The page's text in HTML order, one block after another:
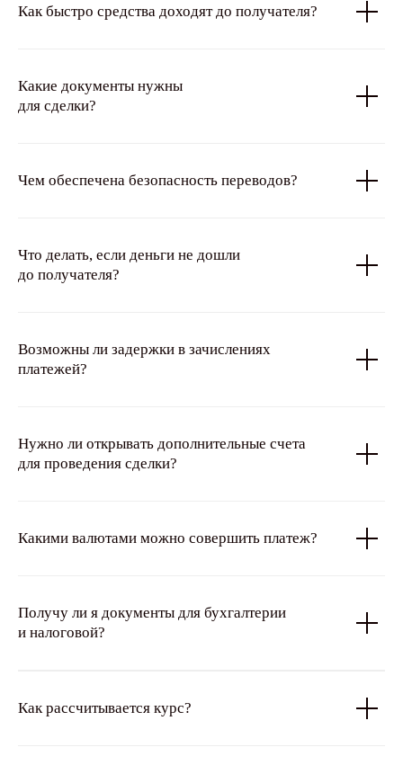
Как быстро средства доходят до получателя?
Какие документы нужны
для сделки?
Чем обеспечена безопасность переводов?
Что делать, если деньги не дошли
до получателя?
Возможны ли задержки в зачислениях
платежей?
Нужно ли открывать дополнительные счета
для проведения сделки?
Какими валютами можно совершить платеж?
Получу ли я документы для бухгалтерии
и налоговой?
Как рассчитывается курс?